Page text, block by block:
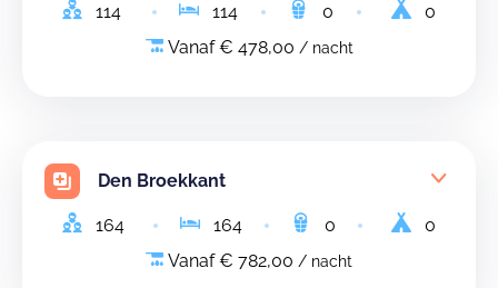
114 114 0
0
Vanaf € 478,00 / nacht
Den Broekkant
164 164 0
0
Vanaf € 782,00 / nacht